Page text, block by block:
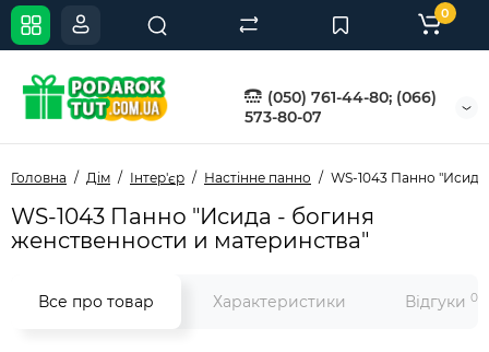
(050) 761-44-80; (066)
573-80-07
0
Головна Дім Інтер'єр Настінне панно WS-1043 Панно
WS-1043 Панно "Исида - богиня
женственности и материнства"
Все про товар Характеристики Відгуки 0